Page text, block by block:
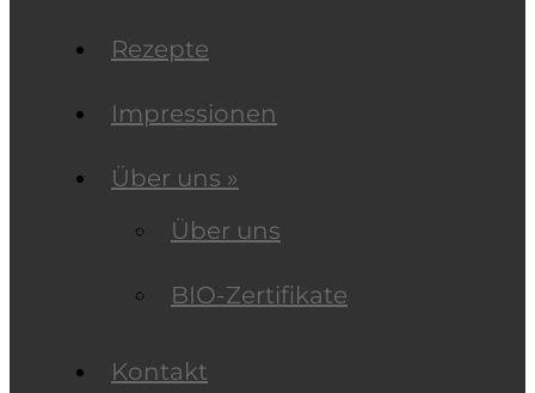
Rezepte
Impressionen
Über uns »
Über uns
BIO-Zertifikate
Kontakt